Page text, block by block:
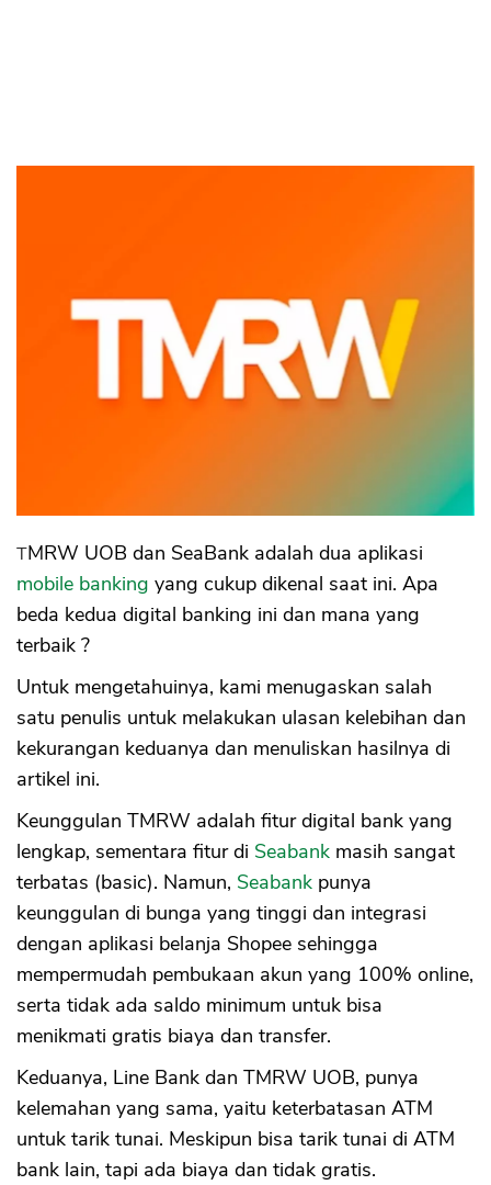
Asuransi Kesehatan
Asuransi Syariah
TMRW UOB dan SeaBank adalah dua aplikasi
mobile banking yang cukup dikenal saat ini. Apa
beda kedua digital banking ini dan mana yang
terbaik ?
Untuk mengetahuinya, kami menugaskan salah
satu penulis untuk melakukan ulasan kelebihan dan
kekurangan keduanya dan menuliskan hasilnya di
artikel ini.
Keunggulan TMRW adalah fitur digital bank yang
lengkap, sementara fitur di Seabank masih sangat
terbatas (basic). Namun, Seabank punya
keunggulan di bunga yang tinggi dan integrasi
dengan aplikasi belanja Shopee sehingga
mempermudah pembukaan akun yang 100% online,
serta tidak ada saldo minimum untuk bisa
menikmati gratis biaya dan transfer.
Keduanya, Line Bank dan TMRW UOB, punya
kelemahan yang sama, yaitu keterbatasan ATM
untuk tarik tunai. Meskipun bisa tarik tunai di ATM
bank lain, tapi ada biaya dan tidak gratis.